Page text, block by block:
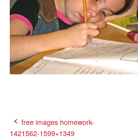
Bericht
free images homework-
1421562-1599×1349